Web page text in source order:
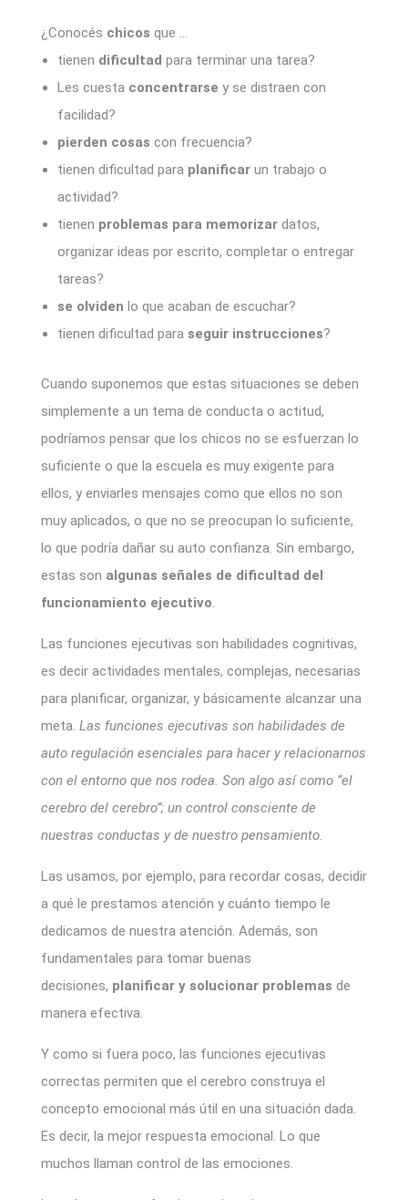
¿Conocés chicos que …
tienen dificultad para terminar una tarea?
Les cuesta concentrarse y se distraen con
facilidad?
pierden cosas con frecuencia?
tienen dificultad para planificar un trabajo o
actividad?
tienen problemas para memorizar datos,
organizar ideas por escrito, completar o entregar
tareas?
se olviden lo que acaban de escuchar?
tienen dificultad para seguir instrucciones?
Cuando suponemos que estas situaciones se deben
simplemente a un tema de conducta o actitud,
podríamos pensar que los chicos no se esfuerzan lo
suficiente o que la escuela es muy exigente para
ellos, y enviarles mensajes como que ellos no son
muy aplicados, o que no se preocupan lo suficiente,
lo que podría dañar su auto confianza. Sin embargo,
estas son algunas señales de dificultad del
funcionamiento ejecutivo.
Las funciones ejecutivas son habilidades cognitivas,
es decir actividades mentales, complejas, necesarias
para planificar, organizar, y básicamente alcanzar una
meta. Las funciones ejecutivas son habilidades de
auto regulación esenciales para hacer y relacionarnos
con el entorno que nos rodea. Son algo así como “el
cerebro del cerebro”; un control consciente de
nuestras conductas y de nuestro pensamiento.
Las usamos, por ejemplo, para recordar cosas, decidir
a qué le prestamos atención y cuánto tiempo le
dedicamos de nuestra atención. Además, son
fundamentales para tomar buenas
decisiones, planificar y solucionar problemas de
manera efectiva.
Y como si fuera poco, las funciones ejecutivas
correctas permiten que el cerebro construya el
concepto emocional más útil en una situación dada.
Es decir, la mejor respuesta emocional. Lo que
muchos llaman control de las emociones.